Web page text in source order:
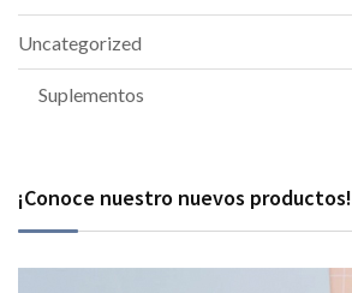
Uncategorized
Suplementos
¡Conoce nuestro nuevos productos!